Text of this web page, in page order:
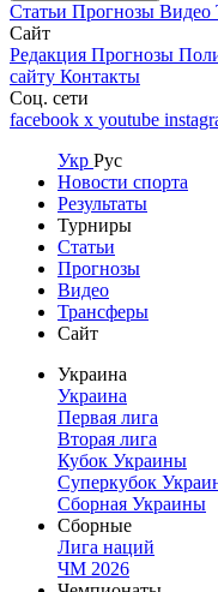
Статьи Прогнозы Видео
Сайт
Редакция Прогнозы
сайту Контакты
Соц. сети
facebook x youtube
Укр Рус
Новости спорта
Результаты
Турниры
Статьи
Прогнозы
Видео
Трансферы
Сайт
Украина
Украина
Первая лига
Вторая лига
Кубок Украины
Суперкубок
Сборная Украины
Сборные
Лига наций
ЧМ 2026